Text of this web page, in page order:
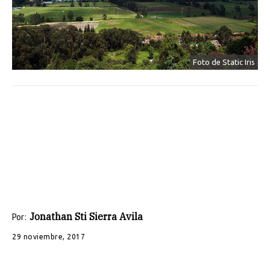
Foto de Static Iris
Por: Jonathan Sti Sierra Avila
29 noviembre, 2017